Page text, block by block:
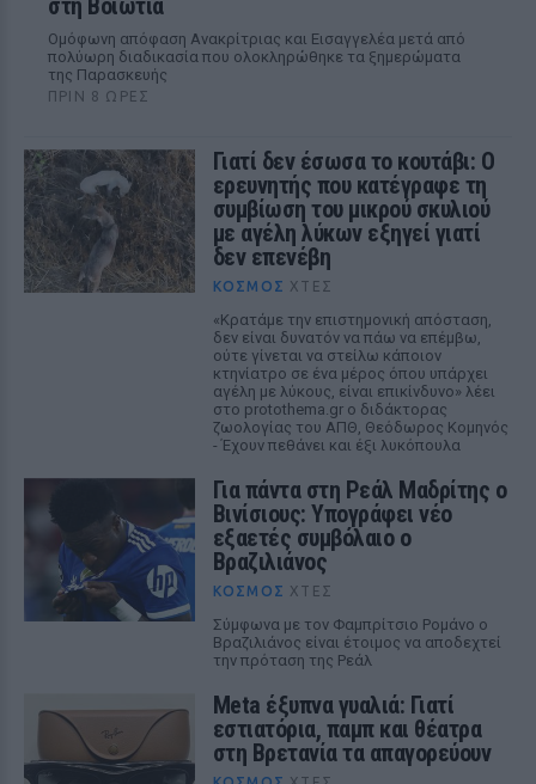
στη Βοιωτία
Ομόφωνη απόφαση Ανακρίτριας και Εισαγγελέα μετά από
πολύωρη διαδικασία που ολοκληρώθηκε τα ξημερώματα
της Παρασκευής
ΠΡΙΝ 8 ΏΡΕΣ
Γιατί δεν έσωσα το κουτάβι: Ο
ερευνητής που κατέγραφε τη
συμβίωση του μικρού σκυλιού
με αγέλη λύκων εξηγεί γιατί
δεν επενέβη
ΚΌΣΜΟΣ ΧΤΕΣ
«Κρατάμε την επιστημονική απόσταση,
δεν είναι δυνατόν να πάω να επέμβω,
ούτε γίνεται να στείλω κάποιον
κτηνίατρο σε ένα μέρος όπου υπάρχει
αγέλη με λύκους, είναι επικίνδυνο» λέει
στο protothema.gr ο διδάκτορας
ζωολογίας του ΑΠΘ, Θεόδωρος Κομηνός
- Έχουν πεθάνει και έξι λυκόπουλα
Για πάντα στη Ρεάλ Μαδρίτης ο
Βινίσιους: Υπογράφει νέο
εξαετές συμβόλαιο ο
Βραζιλιάνος
ΚΌΣΜΟΣ ΧΤΕΣ
Σύμφωνα με τον Φαμπρίτσιο Ρομάνο ο
Βραζιλιάνος είναι έτοιμος να αποδεχτεί
την πρόταση της Ρεάλ
Meta έξυπνα γυαλιά: Γιατί
εστιατόρια, παμπ και θέατρα
στη Βρετανία τα απαγορεύουν